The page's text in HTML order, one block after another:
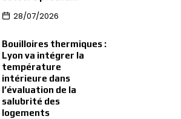
28/07/2026
Bouilloires thermiques :
Lyon va intégrer la
température
intérieure dans
l’évaluation de la
salubrité des
logements